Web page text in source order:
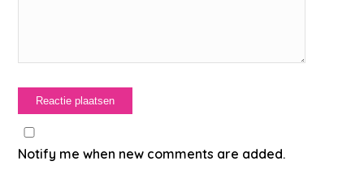
Notify me when new comments are added.